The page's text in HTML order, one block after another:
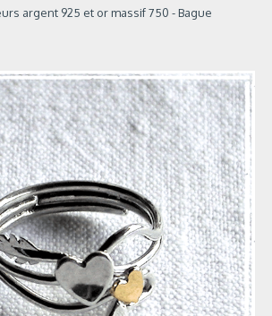
argent 925 et or massif 750 - Bague